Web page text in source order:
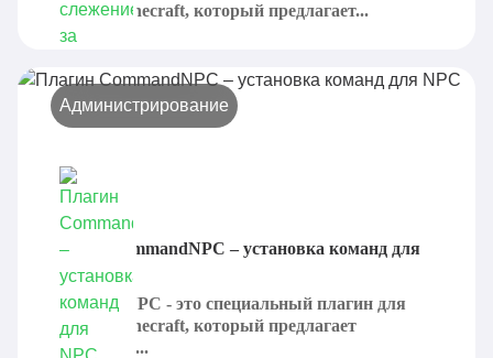
сервера Minecraft, который предлагает...
Администрирование
Плагин CommandNPC – установка команд для
NPC
CommandNPC - это специальный плагин для
сервера Minecraft, который предлагает
установить...